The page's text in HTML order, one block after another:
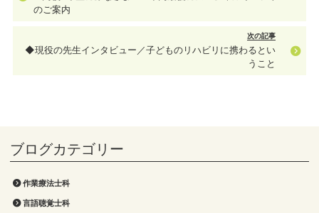
作業療法士科
言語聴覚士科
のご案内
次の記事
◆現役の先生インタビュー／子どものリハビリに携わるとい
うこと